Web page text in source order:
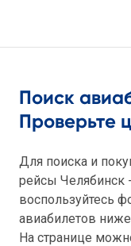
Поиск
Проверьте
Для поиска и
рейсы Челябинск
воспользуйтесь
авиабилетов
На странице